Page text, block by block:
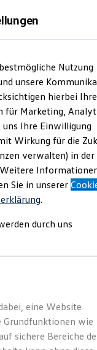
finden
& konfigurieren
Nutzung
unsere
hierbei Ihre
für Marketing,
uns Ihre Einwilligung
Wirkung für die
verwalten) in der
Sie in unserer
.
durch uns
eine Website
Grundfunktionen wie
sichere Bereiche